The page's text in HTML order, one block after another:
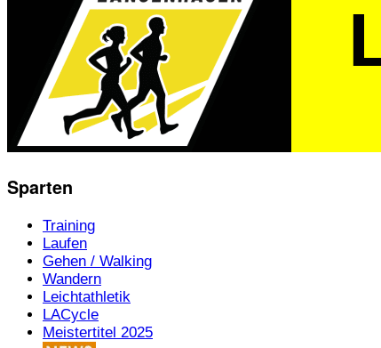
Sparten
Training
Laufen
Gehen / Walking
Wandern
Leichtathletik
LACycle
Meistertitel 2025